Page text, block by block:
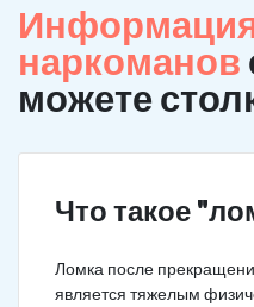
наркоманов
можете
Что такое
Ломка после
является тяжелым